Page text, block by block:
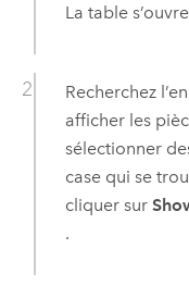
La table
Recherchez
afficher les
sélectionner
case qui se
cliquer sur
.